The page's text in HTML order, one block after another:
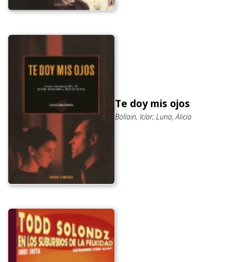
Te doy mis ojos
Bollain, Icíar; Luna, Alicia